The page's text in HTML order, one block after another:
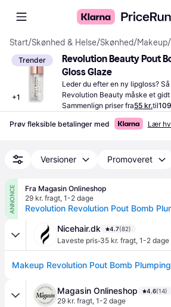
Start/Skønhed & Helse/Skønhed/Makeup/
Trender
+1
Revolution Beauty Pout
Gloss Glaze
Leder du efter en ny lipgloss?
Revolution Beauty måske et
giver et skinnende look.
Sammenlign priser fra55 kr.til
Prøv fleksible betalinger med Lær
Versioner Promoveret
ANNONCE
Fra Magasin Onlineshop
29 kr. fragt, 1-2 dage
Nicehair.dk 4.7(82)
Laveste pris·35 kr. fragt, 1-2 dage
Magasin Onlineshop 4.6(14)
29 kr. fragt, 1-2 dage